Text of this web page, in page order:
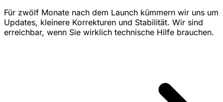
Für zwölf Monate nach dem Launch kümmern wir uns um
Updates, kleinere Korrekturen und Stabilität. Wir sind
erreichbar, wenn Sie wirklich technische Hilfe brauchen.